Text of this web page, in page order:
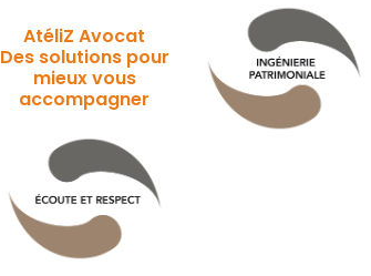
AtéliZ Avocat
Des solutions pour
mieux vous
accompagner